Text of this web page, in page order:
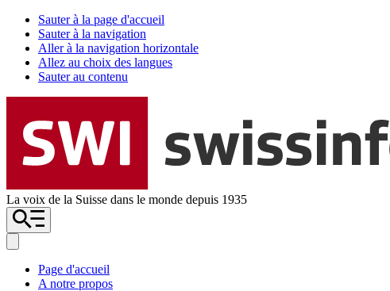
Sauter à la page d'accueil
Sauter à la navigation
Aller à la navigation horizontale
Allez au choix des langues
Sauter au contenu
La voix de la Suisse dans le monde depuis 1935
Page d'accueil
A notre propos